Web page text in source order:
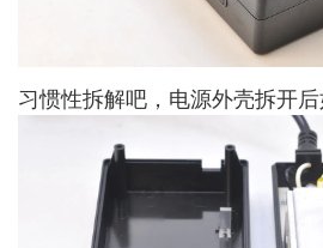
习惯性拆解吧，电源外壳拆开后